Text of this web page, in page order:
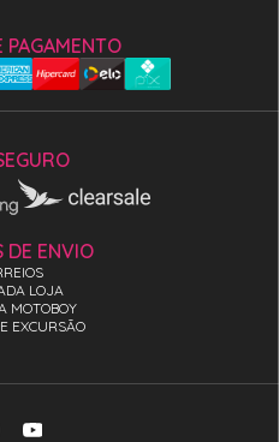
PAGAMENTO
DE ENVIO
LOJA
MOTOBOY
EXCURSÃO